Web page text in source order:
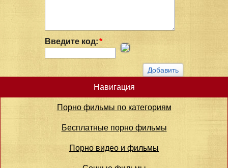
Введите код:*
Навигация
Порно фильмы по категориям
Бесплатные порно фильмы
Порно видео и фильмы